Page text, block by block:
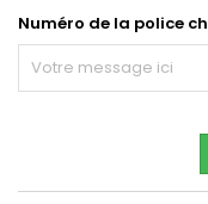
Numéro de la police